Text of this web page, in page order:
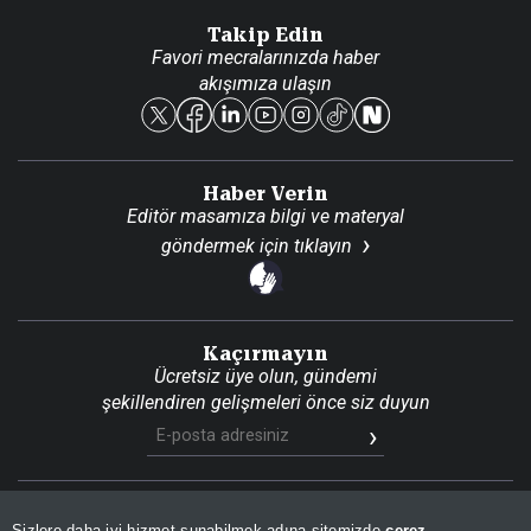
Reklam Ver
Takip Edin
Favori mecralarınızda haber
akışımıza ulaşın
Haber Verin
Editör masamıza bilgi ve materyal
göndermek için tıklayın
Kaçırmayın
Ücretsiz üye olun, gündemi
şekillendiren gelişmeleri önce siz duyun
Son DakikaSite HaritasıRSSKVKK Aydınlatma Metni